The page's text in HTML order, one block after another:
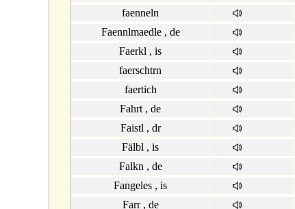
faenneln
Faennlmaedle , de
Faerkl , is
faerschtrn
faertich
Fahrt , de
Faistl , dr
Fälbl , is
Falkn , de
Fangeles , is
Farr , de